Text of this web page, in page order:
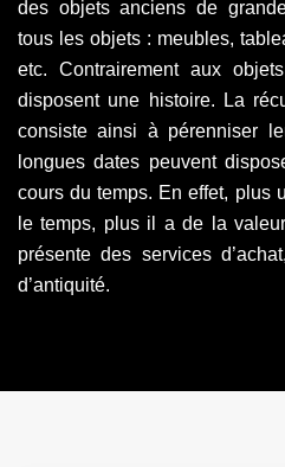
des objets anciens de
tous les objets : meubles,
etc. Contrairement aux
disposent une histoire. La
consiste ainsi à pérenniser
longues dates peuvent
cours du temps. En effet, plus
le temps, plus il a de la
présente des services
d’antiquité.